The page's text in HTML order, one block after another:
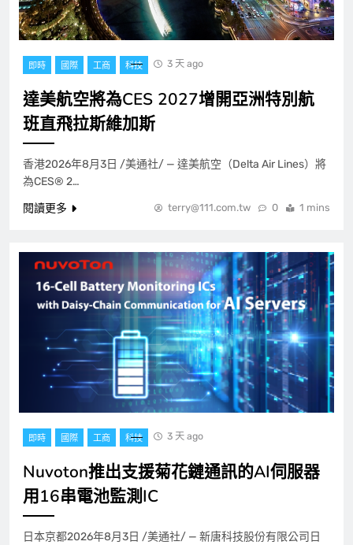
即時 國際 工商 科技 3 天 ago
達美航空將為CES 2027增開亞洲特別航
班直飛拉斯維加斯
香港2026年8月3日 /美通社/ — 達美航空（Delta Air Lines）將
為CES® 2…
閱讀更多
terry@111.com.tw 0 1 mins
即時 國際 工商 科技 3 天 ago
Nuvoton推出支援菊花鏈通訊的AI伺服器
用16串電池監測IC
日本京都2026年8月3日 /美通社/ — 新唐科技股份有限公司日